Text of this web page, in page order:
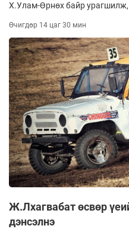
Х.Улам-Өрнөх байр
Өчигдөр 14 цаг 30 мин
Ж.Лхагвабат өсвөр
дэнсэлнэ